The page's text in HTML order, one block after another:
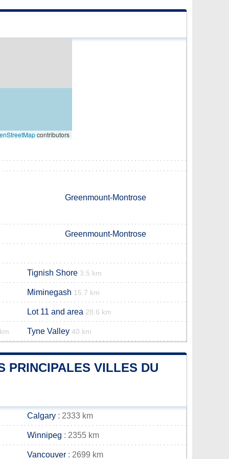
contributors
Greenmount-Montrose
Greenmount-Montrose
Tignish Shore 3.5 km
Miminegash 15.7 km
Lot 11 and area 28.6 km
Tyne Valley 40 km
PRINCIPALES VILLES DU
Calgary : 2333 km
Winnipeg : 2355 km
Vancouver : 2699 km